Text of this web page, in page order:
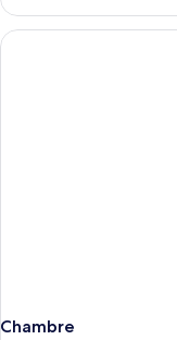
le
type
de
Chambre